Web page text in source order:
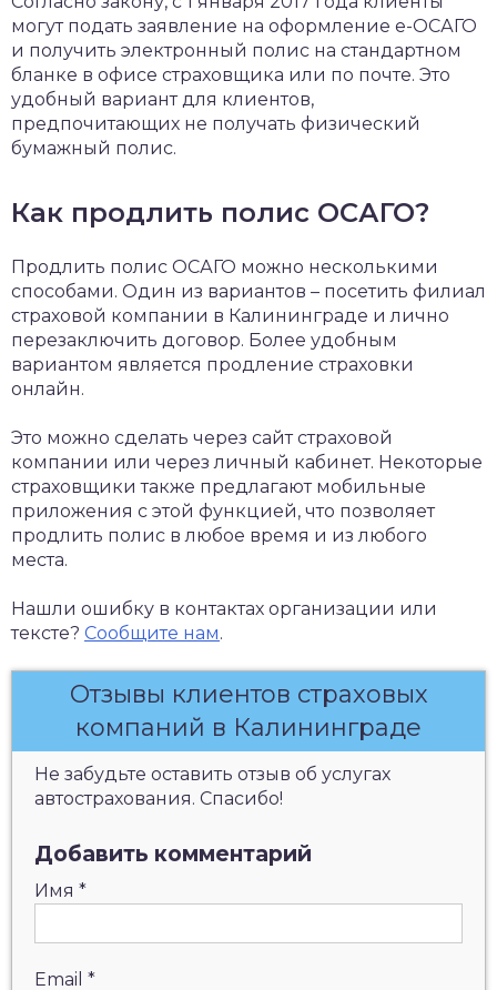
могут подать заявление на оформление е-ОСАГО
и получить электронный полис на стандартном
бланке в офисе страховщика или по почте. Это
удобный вариант для клиентов,
предпочитающих не получать физический
бумажный полис.
Как продлить полис ОСАГО?
Продлить полис ОСАГО можно несколькими
способами. Один из вариантов – посетить филиал
страховой компании в Калининграде и лично
перезаключить договор. Более удобным
вариантом является продление страховки
онлайн.
Это можно сделать через сайт страховой
компании или через личный кабинет. Некоторые
страховщики также предлагают мобильные
приложения с этой функцией, что позволяет
продлить полис в любое время и из любого
места.
Нашли ошибку в контактах организации или
тексте? Сообщите нам.
Отзывы клиентов страховых
компаний в Калининграде
Не забудьте оставить отзыв об услугах
автострахования. Спасибо!
Добавить комментарий
Имя *
Email *